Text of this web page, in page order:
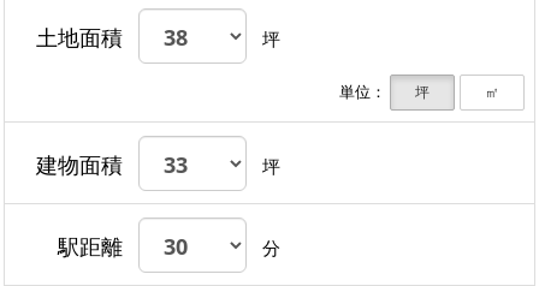
土地面積 坪
単位： 坪 ㎡
建物面積 坪
駅距離 分